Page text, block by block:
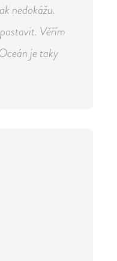
nedokážu.
Věřím
je taky